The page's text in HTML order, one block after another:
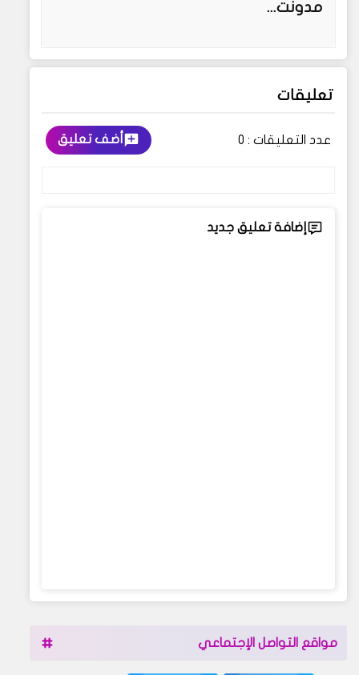
مدونت...
تعليقات
عدد التعليقات : 0 أضف تعليق
إضافة تعليق جديد
مواقع التواصل الإجتماعي